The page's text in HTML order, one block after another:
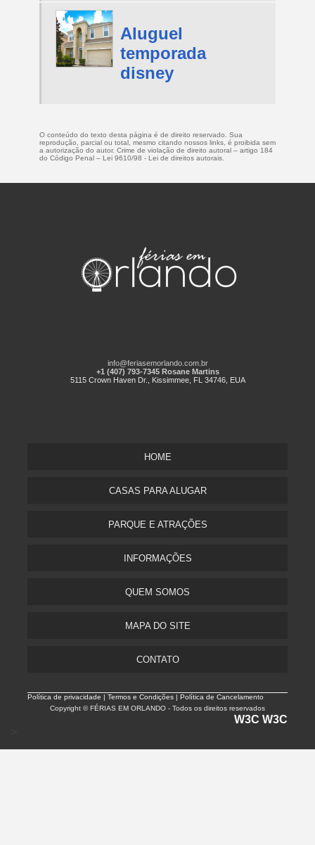
Aluguel
temporada
disney
O conteúdo do texto desta página é de direito reservado. Sua
reprodução, parcial ou total, mesmo citando nossos links, é proibida sem
a autorização do autor. Crime de violação de direito autoral – artigo 184
do Código Penal – Lei 9610/98 - Lei de direitos autorais
info@feriasemorlando.com.br
+1 (407) 793-7345 Rosane Martins
5115 Crown Haven Dr., Kissimmee, FL 34746, EUA
HOME
CASAS PARA ALUGAR
PARQUE E ATRAÇÕES
INFORMAÇÕES
QUEM SOMOS
MAPA DO SITE
CONTATO
Política de privacidade |Termos e Condições | Política de Cancelamento
Copyright © FÉRIAS EM ORLANDO - Todos os direitos reservados
W3C W3C